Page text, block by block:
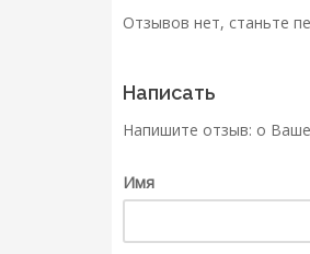
Отзывов нет, станьте
Написать
Напишите отзыв: о
Имя